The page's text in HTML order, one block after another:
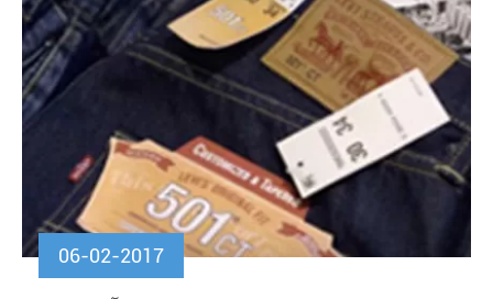
06-02-2017